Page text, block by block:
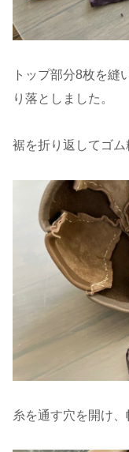
トップ部分8枚を縫
り落としました。
裾を折り返してゴム
糸を通す穴を開け、